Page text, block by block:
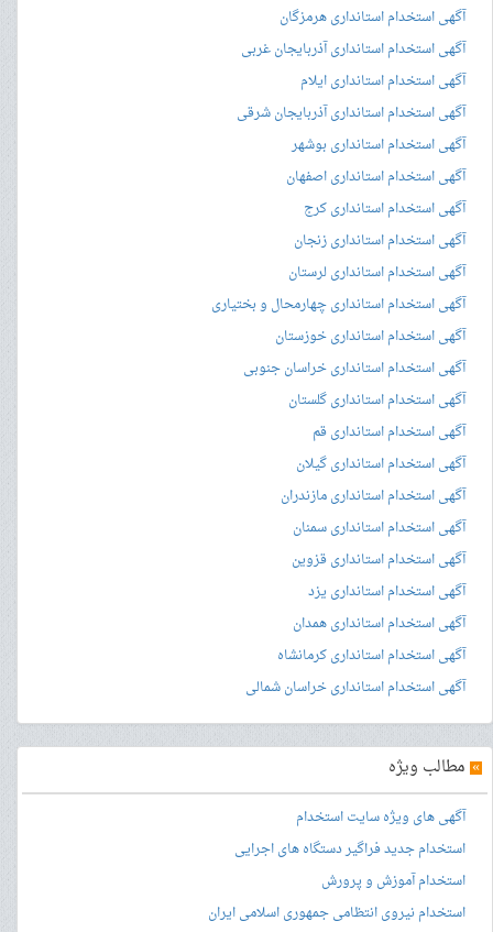
آگهی استخدام استانداری هرمزگان
آگهی استخدام استانداری آذربایجان غربی
آگهی استخدام استانداری ایلام
آگهی استخدام استانداری آذربایجان شرقی
آگهی استخدام استانداری بوشهر
آگهی استخدام استانداری اصفهان
آگهی استخدام استانداری کرج
آگهی استخدام استانداری زنجان
آگهی استخدام استانداری لرستان
آگهی استخدام استانداری چهارمحال و بختیاری
آگهی استخدام استانداری خوزستان
آگهی استخدام استانداری خراسان جنوبی
آگهی استخدام استانداری گلستان
آگهی استخدام استانداری قم
آگهی استخدام استانداری گیلان
آگهی استخدام استانداری مازندران
آگهی استخدام استانداری سمنان
آگهی استخدام استانداری قزوین
آگهی استخدام استانداری یزد
آگهی استخدام استانداری همدان
آگهی استخدام استانداری کرمانشاه
آگهی استخدام استانداری خراسان شمالی
» مطالب ویژه
آگهی های ویژه سایت استخدام
استخدام جدید فراگیر دستگاه های اجرایی
استخدام آموزش و پرورش
استخدام نیروی انتظامی جمهوری اسلامی ایران